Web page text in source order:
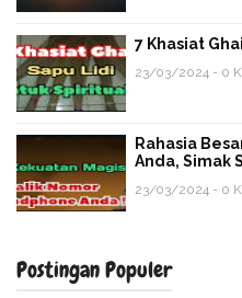
7 Khasiat
23/03/2024 - 0
Rahasia
Anda, Simak
23/03/2024 - 0
Postingan Populer